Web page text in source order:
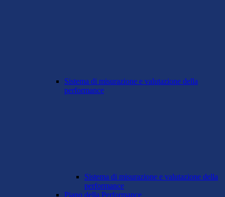
Sistema di misurazione e valutazione della
performance
Sistema di misurazione e valutazione della
performance
Piano della Performance